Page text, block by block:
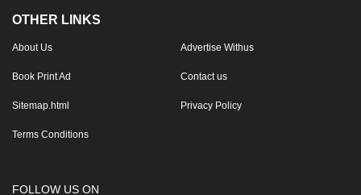
OTHER LINKS
About Us Advertise Withus
Book Print Ad Contact us
Sitemap.html Privacy Policy
Terms Conditions
FOLLOW US ON